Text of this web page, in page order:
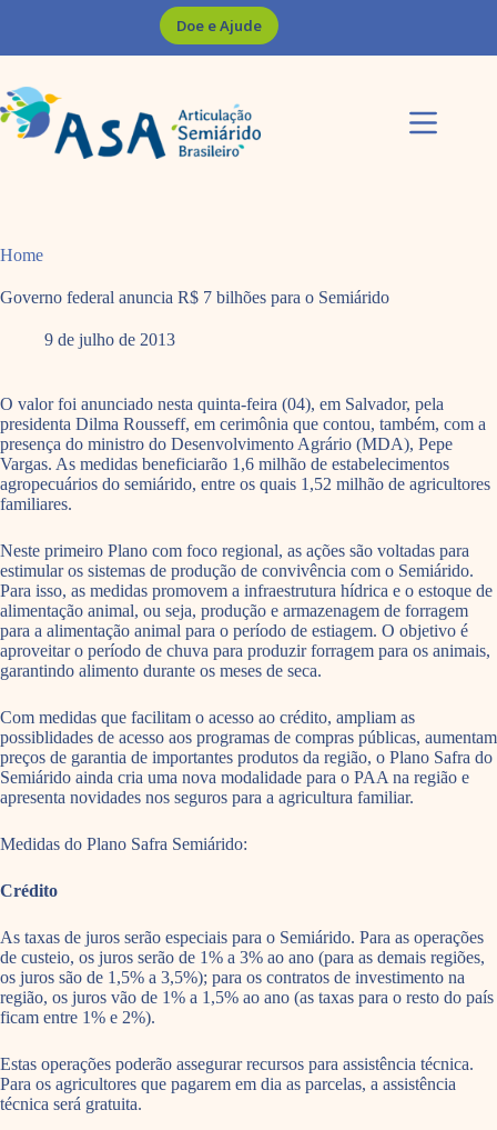
Doe e Ajude
Home
Governo federal anuncia R$ 7 bilhões para o Semiárido
9 de julho de 2013
O valor foi anunciado nesta quinta-feira (04), em Salvador, pela
presidenta Dilma Rousseff, em cerimônia que contou, também, com a
presença do ministro do Desenvolvimento Agrário (MDA), Pepe
Vargas. As medidas beneficiarão 1,6 milhão de estabelecimentos
agropecuários do semiárido, entre os quais 1,52 milhão de agricultores
familiares.
Neste primeiro Plano com foco regional, as ações são voltadas para
estimular os sistemas de produção de convivência com o Semiárido.
Para isso, as medidas promovem a infraestrutura hídrica e o estoque de
alimentação animal, ou seja, produção e armazenagem de forragem
para a alimentação animal para o período de estiagem. O objetivo é
aproveitar o período de chuva para produzir forragem para os animais,
garantindo alimento durante os meses de seca.
Com medidas que facilitam o acesso ao crédito, ampliam as
possiblidades de acesso aos programas de compras públicas, aumentam
preços de garantia de importantes produtos da região, o Plano Safra do
Semiárido ainda cria uma nova modalidade para o PAA na região e
apresenta novidades nos seguros para a agricultura familiar.
Medidas do Plano Safra Semiárido:
Crédito
As taxas de juros serão especiais para o Semiárido. Para as operações
de custeio, os juros serão de 1% a 3% ao ano (para as demais regiões,
os juros são de 1,5% a 3,5%); para os contratos de investimento na
região, os juros vão de 1% a 1,5% ao ano (as taxas para o resto do país
ficam entre 1% e 2%).
Estas operações poderão assegurar recursos para assistência técnica.
Para os agricultores que pagarem em dia as parcelas, a assistência
técnica será gratuita.